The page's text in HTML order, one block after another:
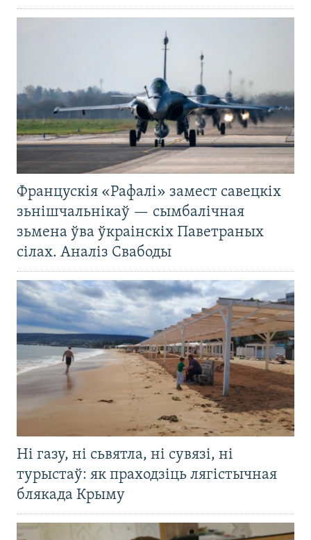
Францускія «Рафалі» замест савецкіх
зьнішчальнікаў — сымбалічная
зьмена ўва ўкраінскіх Паветраных
сілах. Аналіз Свабоды
Ні газу, ні сьвятла, ні сувязі, ні
турыстаў: як праходзіць лягістычная
блякада Крыму